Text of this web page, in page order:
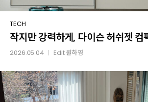
작지만
강력하게,
다이슨
컴팩트
공기청정기
TECH
작지만 강력하게, 다이슨 허쉬젯 컴
2026.05.04 Edit원하영